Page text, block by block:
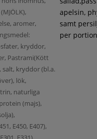
aromer,
kryddor,
Pastrami(Kött
salt, kryddor (bl.a.
lök,
naturliga
(majs),
E450, E407),
apelsin,
samt
per